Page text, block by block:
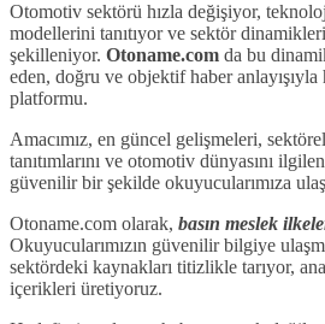
Otomotiv sektörü hızla değişiyor,
modellerini tanıtıyor ve sektör
şekilleniyor. Otoname.com da bu
eden, doğru ve objektif haber
platformu.
Amacımız, en güncel gelişmeleri,
tanıtımlarını ve otomotiv dünyasını
güvenilir bir şekilde okuyucularımıza
Otoname.com olarak, basın meslek
Okuyucularımızın güvenilir bilgiye
sektördeki kaynakları titizlikle tarıyor,
içerikleri üretiyoruz.